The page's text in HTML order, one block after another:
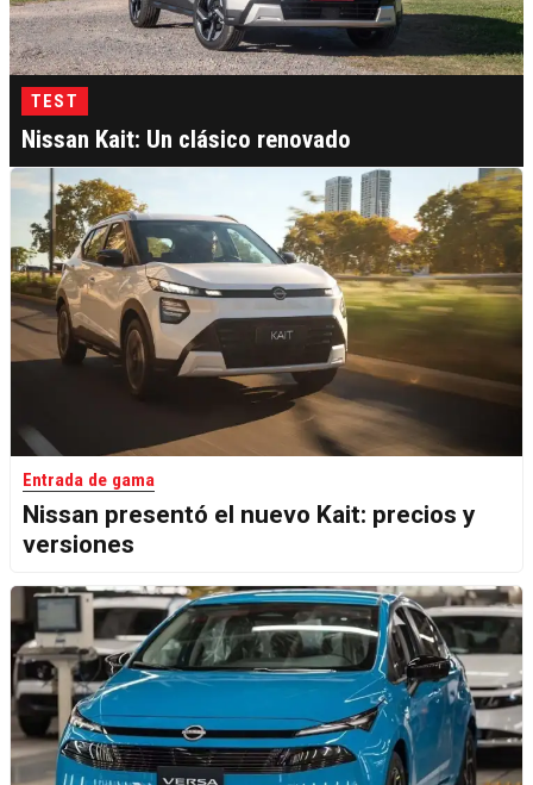
TEST
Nissan Kait: Un clásico renovado
Entrada de gama
Nissan presentó el nuevo Kait: precios y
versiones